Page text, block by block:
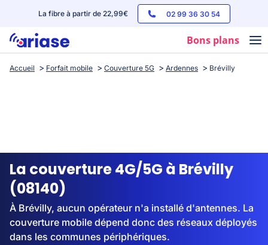
La fibre à partir de 22,99€ 02 99 36 30 54
Bons plans
Box internet
Streaming
Accueil Forfait mobile Couverture 5G Ardennes Brévilly
La couverture 4G/5G à Brévilly
(08140)
À Brévilly, aucun opérateur n'a installé d'antennes. La
couverture mobile dépend donc des réseaux déployés
dans les communes périphériques.